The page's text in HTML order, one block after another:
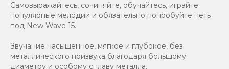
Самовыражайтесь, сочиняйте, обучайтесь, играйте
популярные мелодии и обязательно попробуйте петь
под New Wave 15.
Звучание насыщенное, мягкое и глубокое, без
металлического призвука благодаря большому
диаметру и особому сплаву металла.